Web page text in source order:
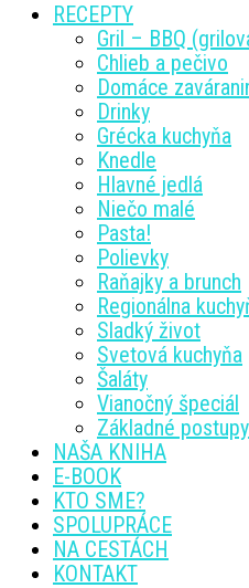
RECEPTY
Gril – BBQ
Chlieb a pečivo
Domáce
Drinky
Grécka kuchyňa
Knedle
Hlavné jedlá
Niečo malé
Pasta!
Polievky
Raňajky a brunch
Regionálna
Sladký život
Svetová kuchyňa
Šaláty
Vianočný špeciál
Základné postupy
NAŠA KNIHA
E-BOOK
KTO SME?
SPOLUPRÁCE
NA CESTÁCH
KONTAKT